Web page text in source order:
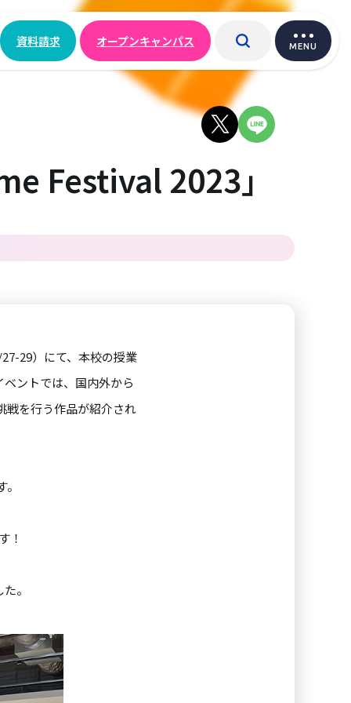
資料請求 オープンキャンパス MENU
Festival 2023」
29）にて、本校の授業
ントでは、国内外から
戦を行う作品が紹介され
！
。